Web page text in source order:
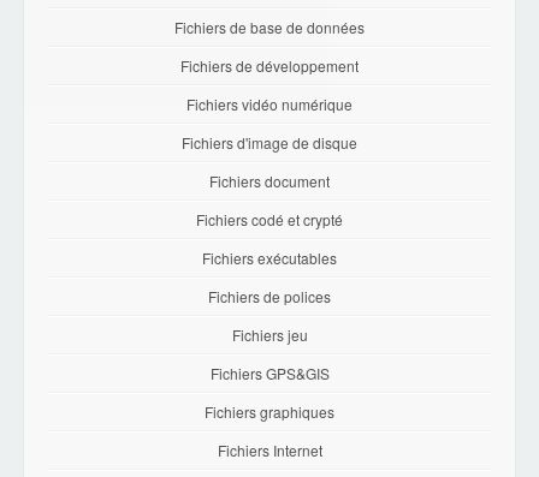
Fichiers de base de données
Fichiers de développement
Fichiers vidéo numérique
Fichiers d'image de disque
Fichiers document
Fichiers codé et crypté
Fichiers exécutables
Fichiers de polices
Fichiers jeu
Fichiers GPS&GIS
Fichiers graphiques
Fichiers Internet